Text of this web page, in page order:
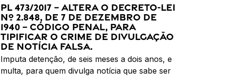
PL 473/2017 – Altera o Decreto-Lei
nº 2.848, de 7 de dezembro de
1940 – Código Penal, para
tipificar o crime de divulgação
de notícia falsa.
Imputa detenção, de seis meses a dois anos, e
multa, para quem divulga notícia que sabe ser